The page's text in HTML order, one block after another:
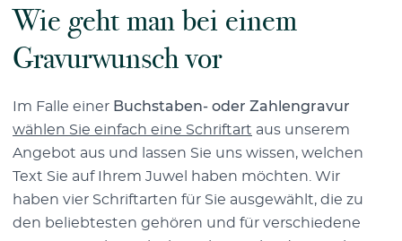
Wie geht man bei einem
Gravurwunsch vor
Im Falle einer Buchstaben- oder Zahlengravur
wählen Sie einfach eine Schriftart aus unserem
Angebot aus und lassen Sie uns wissen, welchen
Text Sie auf Ihrem Juwel haben möchten. Wir
haben vier Schriftarten für Sie ausgewählt, die zu
den beliebtesten gehören und für verschiedene